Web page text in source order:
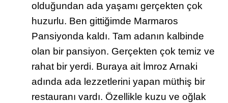
olduğundan ada yaşamı gerçekten çok
huzurlu. Ben gittiğimde Marmaros
Pansiyonda kaldı. Tam adanın kalbinde
olan bir pansiyon. Gerçekten çok temiz ve
rahat bir yerdi. Buraya ait İmroz Arnaki
adında ada lezzetlerini yapan müthiş bir
restauranı vardı. Özellikle kuzu ve oğlak